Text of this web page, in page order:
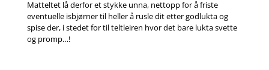
Matteltet lå derfor et stykke unna, nettopp for å friste
eventuelle isbjørner til heller å rusle dit etter godlukta og
spise der, i stedet for til teltleiren hvor det bare lukta svette
og promp…!